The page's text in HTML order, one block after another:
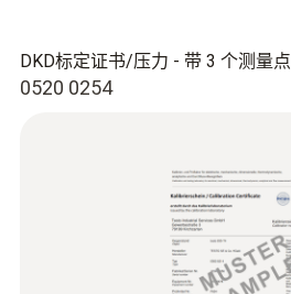
0520 0254
DKD标定证书/压力 - 带 3 个测量点